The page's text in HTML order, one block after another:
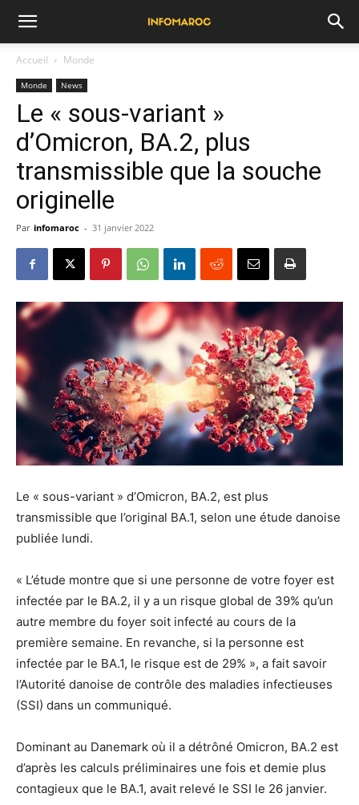
Accueil Monde
Monde News
Le « sous-variant »
d’Omicron, BA.2, plus
transmissible que la souche
originelle
Par infomaroc - 31 janvier 2022
Le « sous-variant » d’Omicron, BA.2, est plus
transmissible que l’original BA.1, selon une étude danoise
publiée lundi.
« L’étude montre que si une personne de votre foyer est
infectée par le BA.2, il y a un risque global de 39% qu’un
autre membre du foyer soit infecté au cours de la
première semaine. En revanche, si la personne est
infectée par le BA.1, le risque est de 29% », a fait savoir
l’Autorité danoise de contrôle des maladies infectieuses
(SSI) dans un communiqué.
Dominant au Danemark où il a détrôné Omicron, BA.2 est
d’après les calculs préliminaires une fois et demie plus
contagieux que le BA.1, avait relevé le SSI le 26 janvier.